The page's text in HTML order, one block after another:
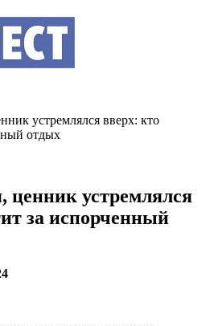
устремлялся вверх: кто
отдых
ценник устремлялся
за испорченный